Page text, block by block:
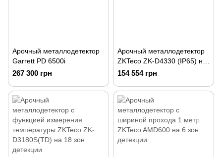
Арочный металлодетектор
Garrett PD 6500i
267 300 грн
Арочный металлодетектор
ZKTeco ZK-D4330 (IP65) на
33 зоны детекции
154 554 грн